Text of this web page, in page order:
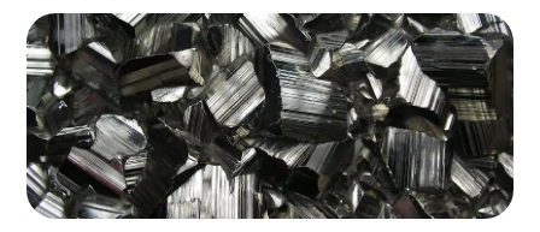
La tua cooperativa energetica sostenibile
Area Soci|Aderisci a WeForGreen
PASSA A WEFORGREEN